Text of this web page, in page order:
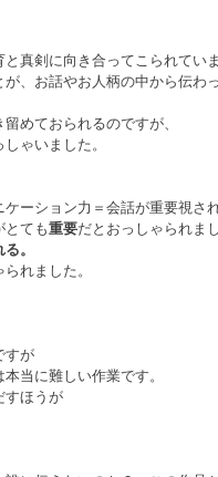
真剣に向き合ってこられてい
、お話やお人柄の中から伝わ
めておられるのですが、
ゃいました。
ーション力＝会話が重要視さ
とても重要だとおっしゃられま
。
れました。
すが
当に難しい作業です。
すほうが